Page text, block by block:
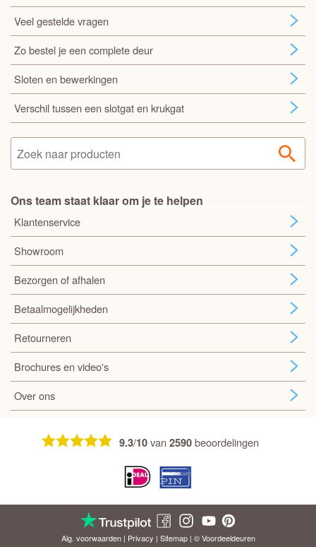
Veel gestelde vragen
Zo bestel je een complete deur
Sloten en bewerkingen
Verschil tussen een slotgat en krukgat
Ons team staat klaar om je te helpen
Klantenservice
Showroom
Bezorgen of afhalen
Betaalmogelijkheden
Retourneren
Brochures en video's
Over ons
9.3/10van2590beoordelingen
Alg. voorwaarden| Privacy | Sitemap| © Voordeeldeuren